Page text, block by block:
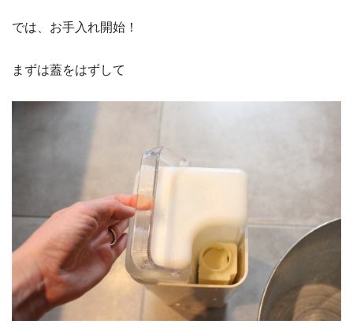
では、お手入れ開始！
まずは蓋をはずして